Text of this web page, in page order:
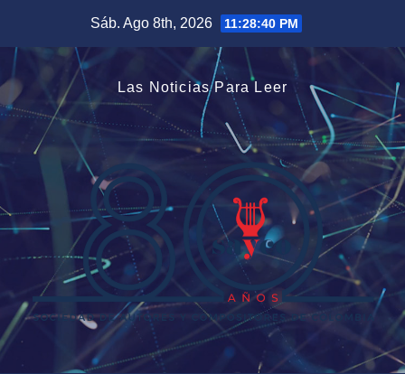
contenido
Sáb. Ago 8th, 2026 11:28:41 PM
Las Noticias Para Leer